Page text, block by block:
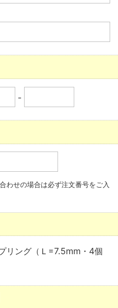
-
わせの場合は必ず注文番号をご入
リング（Ｌ=7.5mm・4個